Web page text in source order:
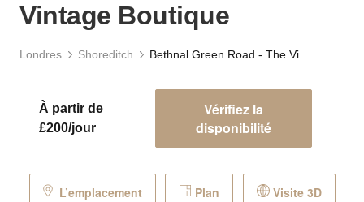
Vintage Boutique
Londres Shoreditch
À partir de
£200/jour
Vérifiez la
disponibilité
L’emplacement Plan Visite 3D